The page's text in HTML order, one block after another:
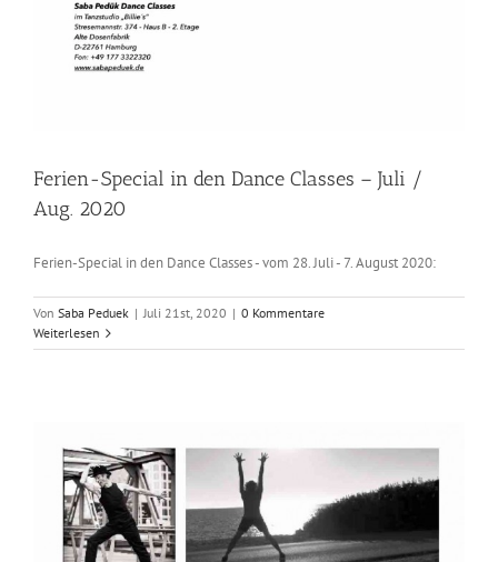
Ferien-Special in den Dance Classes – Juli /
Aug. 2020
Ferien-Special in den Dance Classes - vom 28. Juli - 7. August 2020:
Von Saba Peduek | Juli 21st, 2020 | 0 Kommentare
Weiterlesen